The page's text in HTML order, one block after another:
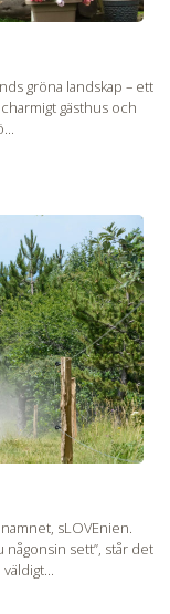
gröna landskap – ett
gästhus och
sLOVEnien.
sett”, står det